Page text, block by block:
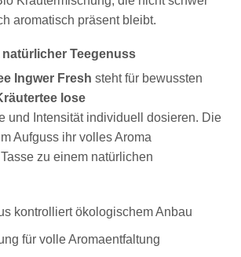
aromatisch präsent bleibt.
Teegenuss
Ingwer Fresh steht für bewussten
lose
und Intensität individuell dosieren. Die
Aufguss ihr volles Aroma
zu einem natürlichen
kontrolliert ökologischem Anbau
für volle Aromaentfaltung